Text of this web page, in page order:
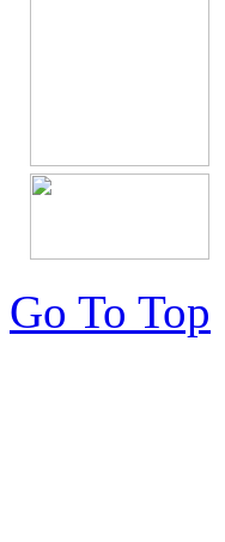
Go To Top